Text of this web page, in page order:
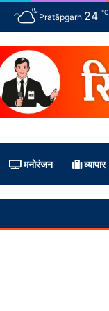
Pratāpgarh 24 ℃
मनोरंजन व्यापार